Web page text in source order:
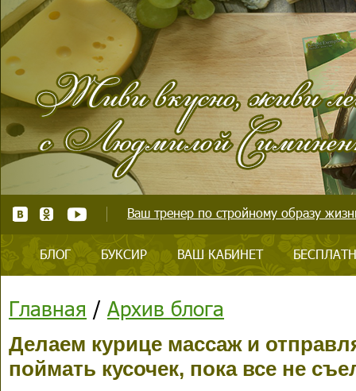
Ваш тренер по стройному образу
БЛОГ БУКСИР ВАШ КАБИНЕТ
Главная / Архив блога
Делаем курице массаж и
поймать кусочек, пока все не